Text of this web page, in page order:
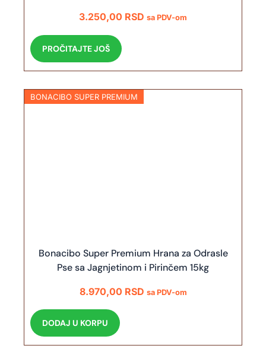
3.250,00 RSD sa PDV-om
PROČITAJTE JOŠ
BONACIBO SUPER PREMIUM
Bonacibo Super Premium Hrana za Odrasle
Pse sa Jagnjetinom i Pirinčem 15kg
8.970,00 RSD sa PDV-om
DODAJ U KORPU